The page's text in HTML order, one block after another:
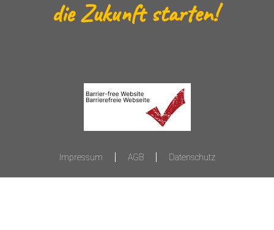
die Zukunft starten!
Impressum AGB Datenschutz